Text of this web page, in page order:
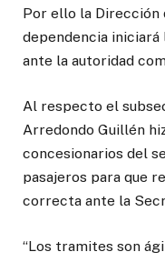
Por ello la Dirección
dependencia
ante la autoridad
Al respecto el
Arredondo Guillén
concesionarios del
pasajeros para que
correcta ante la
“Los tramites son